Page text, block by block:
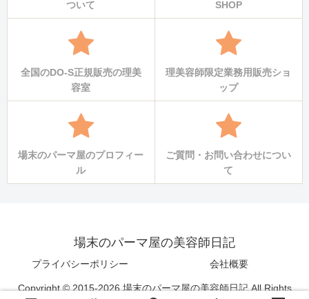
ついて
SHOP
全国のDO-S正規販売の理美
容室
理美容師限定業務用販売ショ
ップ
場末のパーマ屋のプロフィー
ル
ご質問・お問い合わせについ
て
場末のパーマ屋の美容師日記
プライバシーポリシー 会社概要
Copyright © 2015-2026 場末のパーマ屋の美容師日記 All Rights